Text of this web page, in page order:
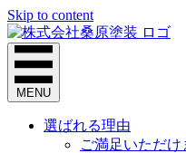
Skip to content
MENU
選ばれる理由
ご満足いただけ